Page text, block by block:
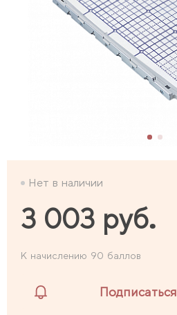
Нет в наличии
3 003 руб.
К начислению 90 баллов
Подписаться